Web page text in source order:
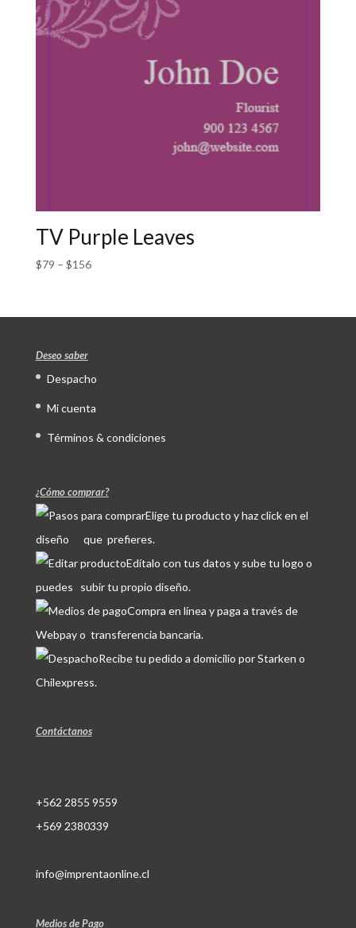
TV Purple Leaves
$79 – $156
Deseo saber
Despacho
Mi cuenta
Términos & condiciones
¿Cómo comprar?
Elige tu producto y haz click en el
diseño que prefieres.
Edítalo con tus datos y sube tu logo o
puedes subir tu propio diseño.
Compra en línea y paga a través de
Webpay o transferencia bancaria.
Recibe tu pedido a domicilio por Starken o
Chilexpress.
Contáctanos
+562 2855 9559
+569 2380339
info@imprentaonline.cl
Medios de Pago